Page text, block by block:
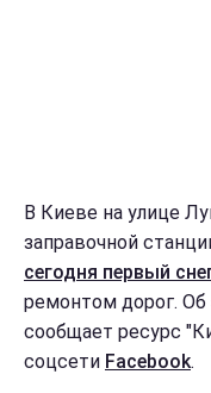
В Киеве на улице
заправочной
сегодня первый
ремонтом дорог. Об
сообщает ресурс
соцсети Facebook.